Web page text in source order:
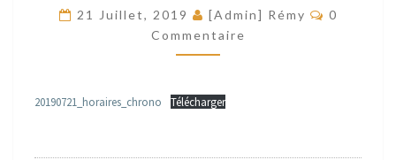
21 Juillet, 2019 [Admin] Rémy
0
Commentaire
20190721_horaires_chrono Télécharger